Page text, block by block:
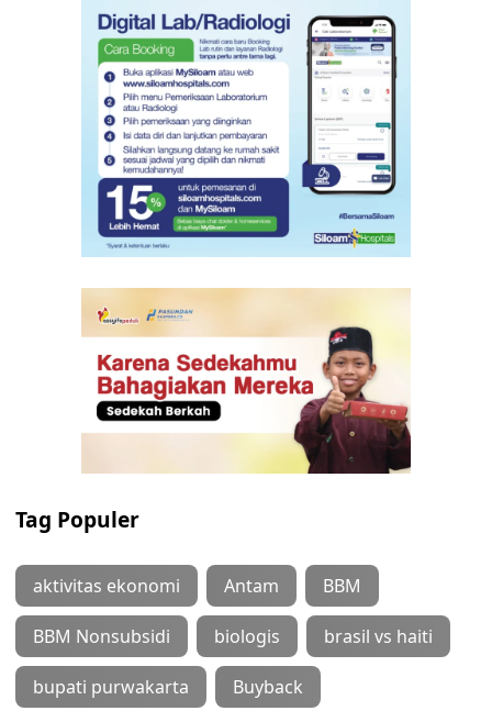
Tag Populer
aktivitas ekonomi Antam BBM
BBM Nonsubsidi biologis brasil vs haiti
bupati purwakarta Buyback